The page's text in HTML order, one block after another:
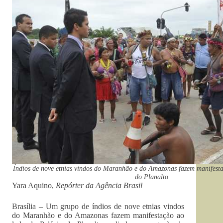
Índios de nove etnias vindos do Maranhão e do Amazonas fazem
do Planalto
Yara Aquino, Repórter da Agência Brasil
Brasília – Um grupo de índios de nove etnias vindos
do Maranhão e do Amazonas fazem manifestação ao